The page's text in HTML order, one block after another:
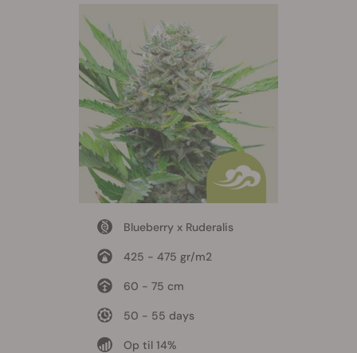
Blueberry x Ruderalis
425 - 475 gr/m2
60 - 75 cm
50 - 55 days
Op til 14%